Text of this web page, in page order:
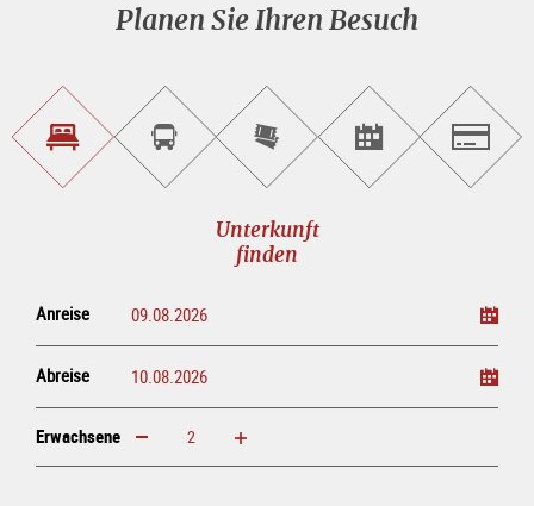
Planen Sie Ihren Besuch
Unterkunft<br>findenSightseeing<br>Tour
buchen
Tickets
online<br>kaufen
Events<br>finden
Unterkunft
finden
Anreise
Abreise
Erwachsene erhöhen verringern